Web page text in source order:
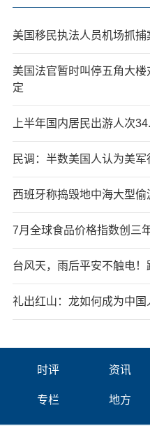
美国移民执法人员机场抓捕
美国法官暂时叫停五角大楼
定
上半年国内居民出游人次
民调：半数美国人认为美
西班牙称捣毁地中海大型
7月全球食品价格指数创三
台风天，雨后平安不触电！
礼出红山：龙如何成为中国
时评 资讯
专栏 地方